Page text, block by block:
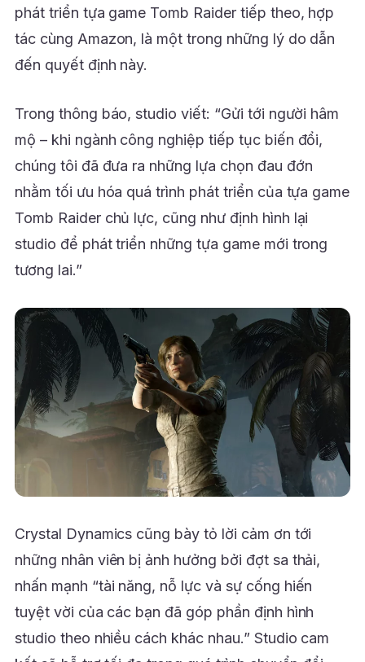
phát triển tựa game Tomb Raider tiếp theo, hợp
tác cùng Amazon, là một trong những lý do dẫn
đến quyết định này.
Trong thông báo, studio viết: “Gửi tới người hâm
mộ – khi ngành công nghiệp tiếp tục biến đổi,
chúng tôi đã đưa ra những lựa chọn đau đớn
nhằm tối ưu hóa quá trình phát triển của tựa game
Tomb Raider chủ lực, cũng như định hình lại
studio để phát triển những tựa game mới trong
tương lai.”
Crystal Dynamics cũng bày tỏ lời cảm ơn tới
những nhân viên bị ảnh hưởng bởi đợt sa thải,
nhấn mạnh “tài năng, nỗ lực và sự cống hiến
tuyệt vời của các bạn đã góp phần định hình
studio theo nhiều cách khác nhau.” Studio cam